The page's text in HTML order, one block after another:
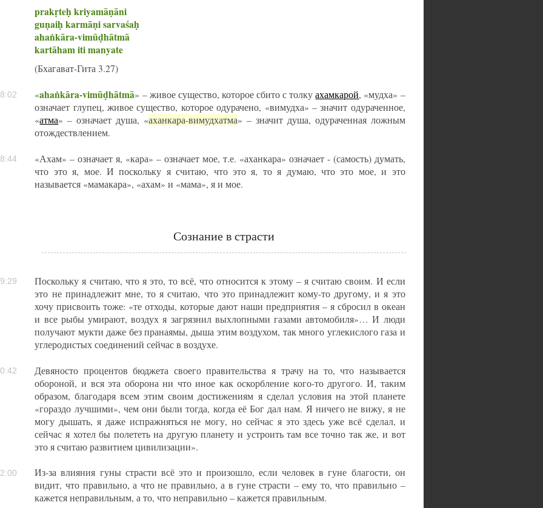
prakṛteḥ kriyamāṇāni
guṇaiḥ karmāṇi sarvaśaḥ
ahaṅkāra-vimūḍhātmā
kartāham iti manyate
(Бхагават-Гита 3.27)
«ahaṅkāra-vimūḍhātmā» – живое существо, которое сбито с толкуахамкарой, «мудха» –
означает глупец, живое существо, которое одурачено, «вимудха» – значит одураченное,
«атма» – означает душа, «аханкара-вимудхатма» – значит душа, одураченная ложным
отождествлением.
«Ахам» – означает я, «кара» – означает мое, т.е. «аханкара» означает - (самость) думать,
что это я, мое. И поскольку я считаю, что это я, то я думаю, что это мое, и это
называется «мамакара», «ахам» и «мама», я и мое.
Сознание в страсти
Поскольку я считаю, что я это, то всё, что относится к этому – я считаю своим. И если
это не принадлежит мне, то я считаю, что это принадлежит кому-то другому, и я это
хочу присвоить тоже: «те отходы, которые дают наши предприятия – я сбросил в океан
и все рыбы умирают, воздух я загрязнил выхлопными газами автомобиля»… И люди
получают мукти даже без пранаямы, дыша этим воздухом, так много углекислого газа и
углеродистых соединений сейчас в воздухе.
Девяносто процентов бюджета своего правительства я трачу на то, что называется
обороной, и вся эта оборона ни что иное как оскорбление кого-то другого. И, таким
образом, благодаря всем этим своим достижениям я сделал условия на этой планете
«гораздо лучшими», чем они были тогда, когда её Бог дал нам. Я ничего не вижу, я не
могу дышать, я даже испражняться не могу, но сейчас я это здесь уже всё сделал, и
сейчас я хотел бы полететь на другую планету и устроить там все точно так же, и вот
это я считаю развитием цивилизации».
Из-за влияния гуны страсти всё это и произошло, если человек в гуне благости, он
видит, что правильно, а что не правильно, а в гуне страсти – ему то, что правильно –
кажется неправильным, а то, что неправильно – кажется правильным.